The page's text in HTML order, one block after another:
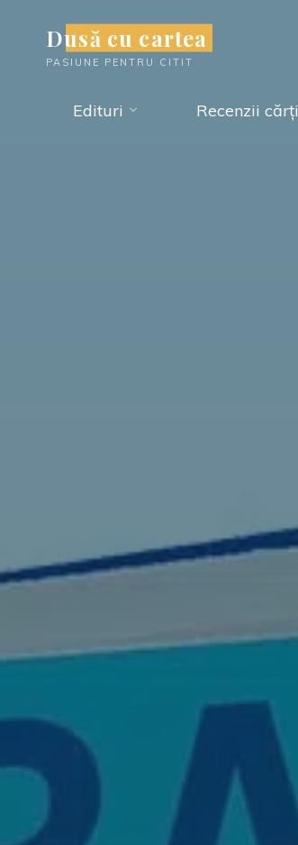
content
Dusă cu cartea
PASIUNE PENTRU CITIT
Edituri Recenzii cărți